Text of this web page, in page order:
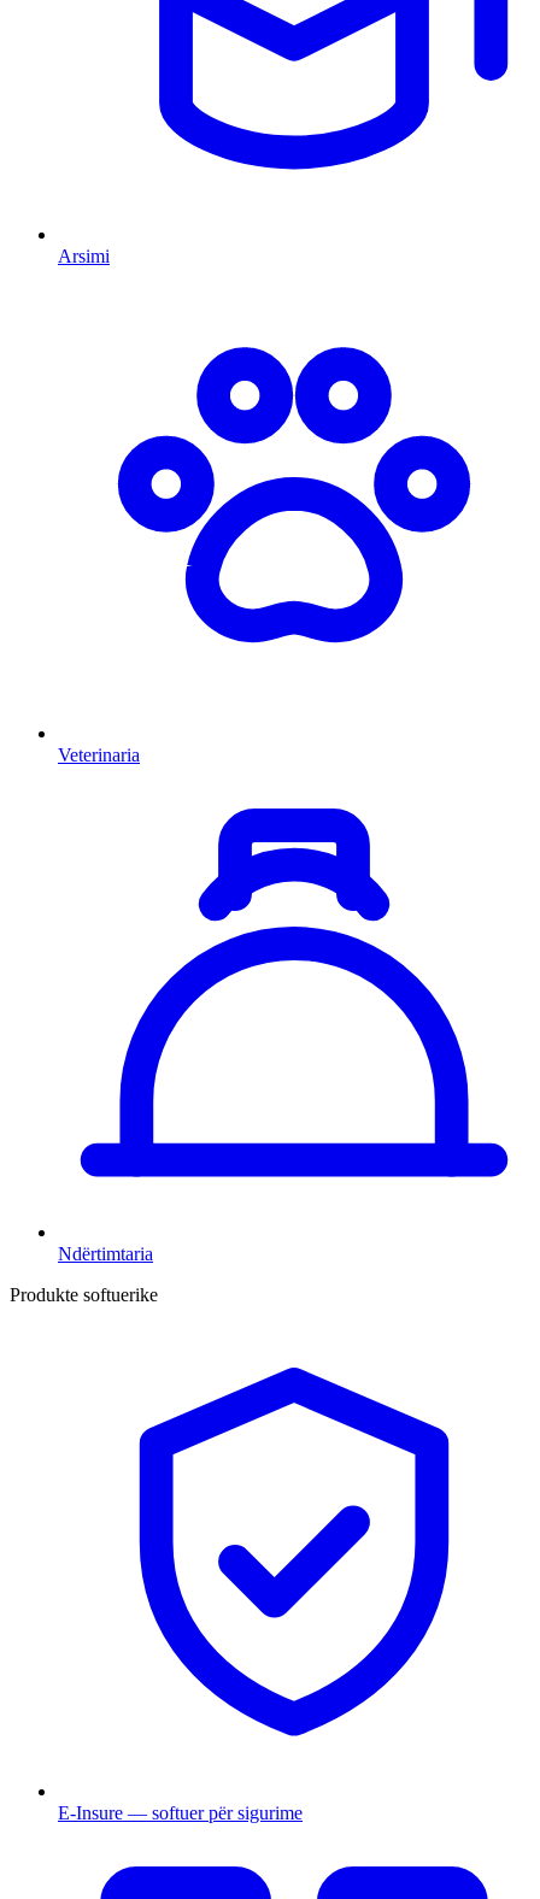
Arsimi
Veterinaria
Ndërtimtaria
Produkte softuerike
E-Insure — softuer për sigurime